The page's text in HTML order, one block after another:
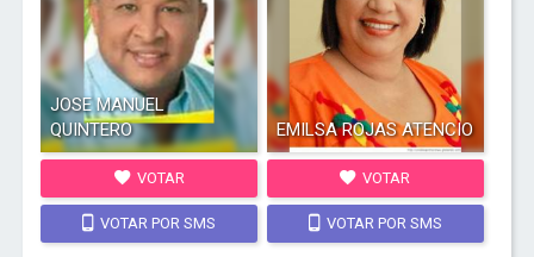
JOSE MANUEL
QUINTERO
VOTAR
VOTAR POR SMS
EMILSA ROJAS ATENCIO
VOTAR
VOTAR POR SMS